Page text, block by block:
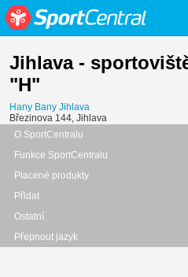
Jihlava -
"H"
Hany Bany Jihlava
Březinova 144, Jihlava
O SportCentralu
Funkce SportCentralu
Placené produkty
Přidat
Ostatní
Přepnout jazyk